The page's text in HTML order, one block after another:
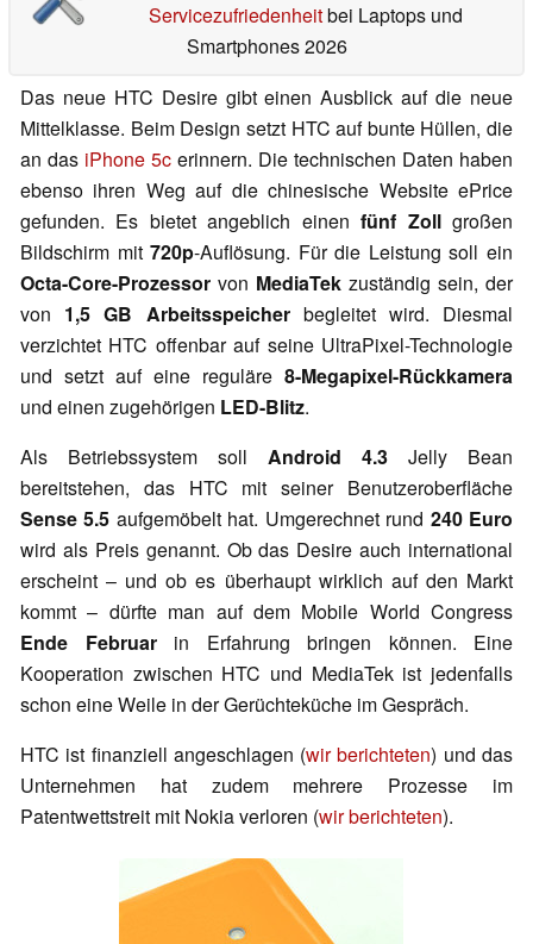
Servicezufriedenheitbei Laptops und
Smartphones 2026
Das neue HTC Desire gibt einen Ausblick auf die neue
Mittelklasse. Beim Design setzt HTC auf bunte Hüllen, die
an das iPhone 5c erinnern. Die technischen Daten haben
ebenso ihren Weg auf die chinesische Website ePrice
gefunden. Es bietet angeblich einenfünf Zollgroßen
Bildschirm mit720p-Auflösung. Für die Leistung soll ein
Octa-Core-Prozessor von MediaTek zuständig sein, der
von 1,5 GB Arbeitsspeicherbegleitet wird. Diesmal
verzichtet HTC offenbar auf seine UltraPixel-Technologie
und setzt auf eine reguläre 8-Megapixel-Rückkamera
und einen zugehörigen LED-Blitz.
Als Betriebssystem soll Android 4.3 Jelly Bean
bereitstehen, das HTC mit seiner Benutzeroberfläche
Sense 5.5 aufgemöbelt hat. Umgerechnet rund 240 Euro
wird als Preis genannt. Ob das Desire auch international
erscheint – und ob es überhaupt wirklich auf den Markt
kommt – dürfte man auf dem Mobile World Congress
Ende Februarin Erfahrung bringen können. Eine
Kooperation zwischen HTC und MediaTek ist jedenfalls
schon eine Weile in der Gerüchteküche im Gespräch.
HTC ist finanziell angeschlagen (wir berichteten) und das
Unternehmen hat zudem mehrere Prozesse im
Patentwettstreit mit Nokia verloren (wir berichteten).